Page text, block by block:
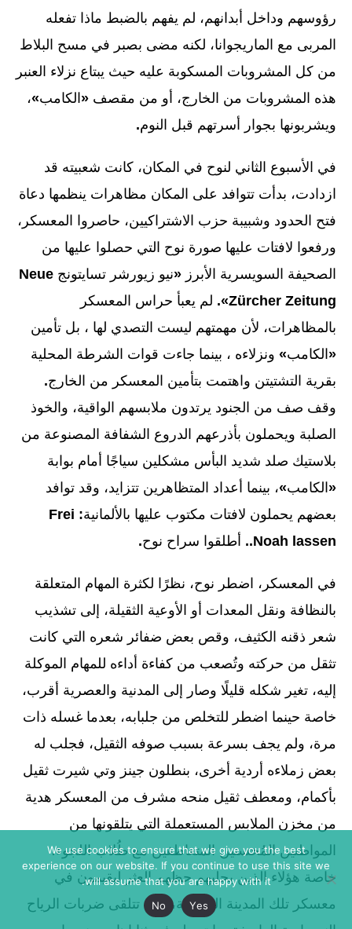
رؤوسهم وداخل أبدانهم، لم يفهم بالضبط ماذا تفعله
المربى مع الماريجوانا، لكنه مضى بصبر في مسح البلاط
من كل المشروبات المسكوبة عليه حيث يبتاع نزلاء العنبر
هذه المشروبات من الخارج، أو من مقصف «الكامب»،
ويشربونها بجوار أسرتهم قبل النوم.
في الأسبوع الثاني لنوح في المكان، كانت شعبيته قد
ازدادت، بدأت تتوافد على المكان مظاهرات ينظمها دعاة
فتح الحدود وشبيبة حزب الاشتراكيين، حاصروا المعسكر،
ورفعوا لافتات عليها صورة نوح التي حصلوا عليها من
الصحيفة السويسرية الأبرز «نيو زيورشر تسايتونج Neue
Zürcher Zeitung».
لم يعبأ حراس المعسكر
بالمظاهرات، لأن مهمتهم ليست التصدي لها ، بل تأمين
«الكامب» ونزلاءه ، بينما جاءت قوات الشرطة المحلية
بقرية التشتيتن واهتمت بتأمين المعسكر من الخارج.
وقف صف من الجنود يرتدون ملابسهم الواقية، والخوذ
الصلبة ويحملون بأذرعهم الدروع الشفافة المصنوعة من
بلاستيك صلد شديد البأس مشكلين سياجًا أمام بوابة
«الكامب»، بينما أعداد المتظاهرين تتزايد، وقد توافد
بعضهم يحملون لافتات مكتوب عليها بالألمانية
: Frei
Noah lassen..
أطلقوا سراح نوح.
في المعسكر، اضطر نوح، نظرًا لكثرة المهام المتعلقة
بالنظافة ونقل المعدات أو الأوعية الثقيلة، إلى تشذيب
شعر ذقنه الكثيف، وقص بعض ضفائر شعره التي كانت
تثقل من حركته وتُصعب من كفاءة أداءه للمهام الموكلة
إليه، تغير شكله قليلًا وصار إلى المدنية والعصرية أقرب،
خاصة حينما اضطر للتخلص من جلبابه، بعدما غسله ذات
مرة، ولم يجف بسرعة بسبب صوفه الثقيل، فجلب له
بعض زملاءه أردية أخرى، بنطلون جينز وتي شيرت ثقيل
بأكمام، ومعطف ثقيل منحه مشرف من المعسكر هدية
من مخزن الملابس المستعملة التي يتلقونها من
المواطنين المُحسنين المتعاطفين مع طُلاب اللجوء،
خاصة هؤلاء الذين يجلبهم حظهم العثر ليقيمون في
معسكر تلك المدينة المنعزلة، التي تتلقى ضربات الرياح
We use cookies to ensure that we give you the best
experience on our website. If you continue to use this site we
will assume that you are happy with it.
Yes
No